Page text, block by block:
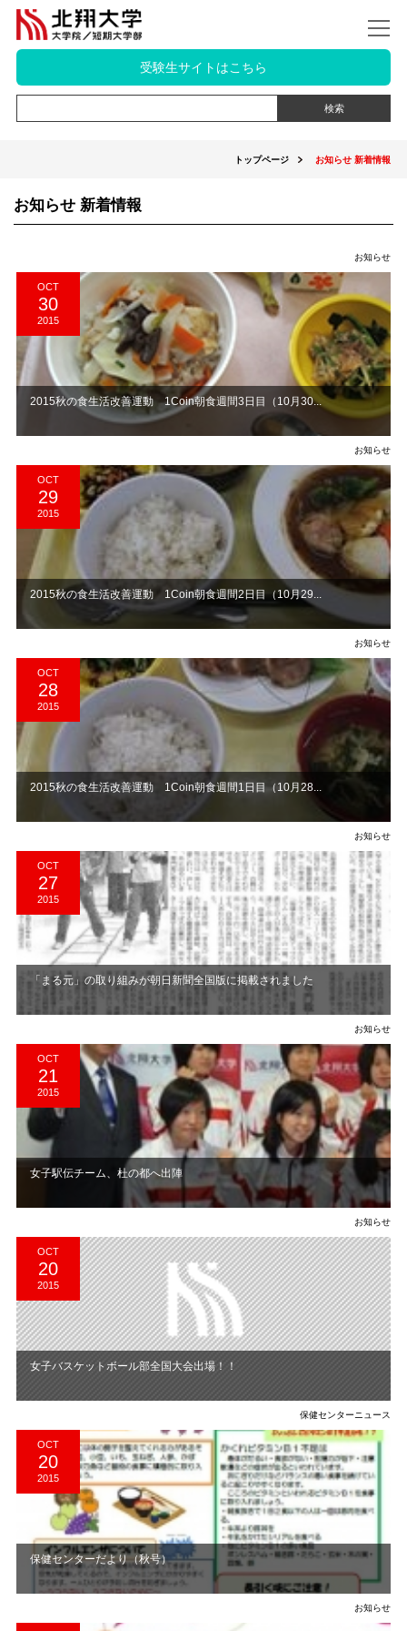
受験生サイトはこちら
トップページ お知らせ 新着情報
お知らせ 新着情報
お知らせ
OCT
30
2015
2015秋の食生活改善運動 1Coin朝食週間3日目（10月30...
お知らせ
OCT
29
2015
2015秋の食生活改善運動 1Coin朝食週間2日目（10月29...
お知らせ
OCT
28
2015
2015秋の食生活改善運動 1Coin朝食週間1日目（10月28...
お知らせ
OCT
27
2015
「まる元」の取り組みが朝日新聞全国版に掲載されました
お知らせ
OCT
21
2015
女子駅伝チーム、杜の都へ出陣
お知らせ
OCT
20
2015
女子バスケットボール部全国大会出場！！
保健センターニュース
OCT
20
2015
保健センターだより（秋号）
お知らせ